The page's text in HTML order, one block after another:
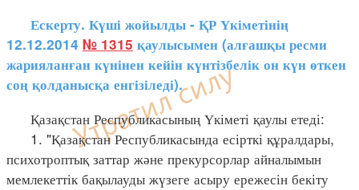
Ескерту. Күші жойылды - ҚР Үкіметінің
12.12.2014 № 1315 қаулысымен (алғашқы ресми
жарияланған күнінен кейін күнтізбелік он күн өткен
соң қолданысқа енгізіледі).
Қазақстан Республикасының Үкіметі қаулы етеді:
1. "Қазақстан Республикасында есірткі құралдары,
психотроптық заттар және прекурсорлар айналымын
мемлекеттік бақылауды жүзеге асыру ережесін бекіту